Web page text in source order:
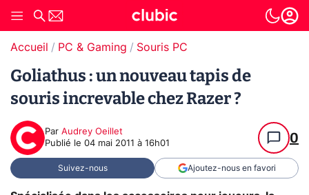
Accueil PC & Gaming Souris PC
Goliathus : un nouveau tapis de
souris increvable chez Razer ?
Par Audrey Oeillet
Publié le 04 mai 2011 à 16h01 0
Suivez-nous Ajoutez-nous en favori